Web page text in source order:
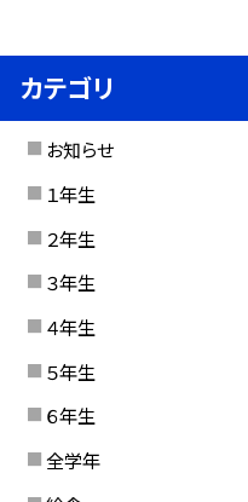
カテゴリ
お知らせ
１年生
２年生
３年生
４年生
５年生
６年生
全学年